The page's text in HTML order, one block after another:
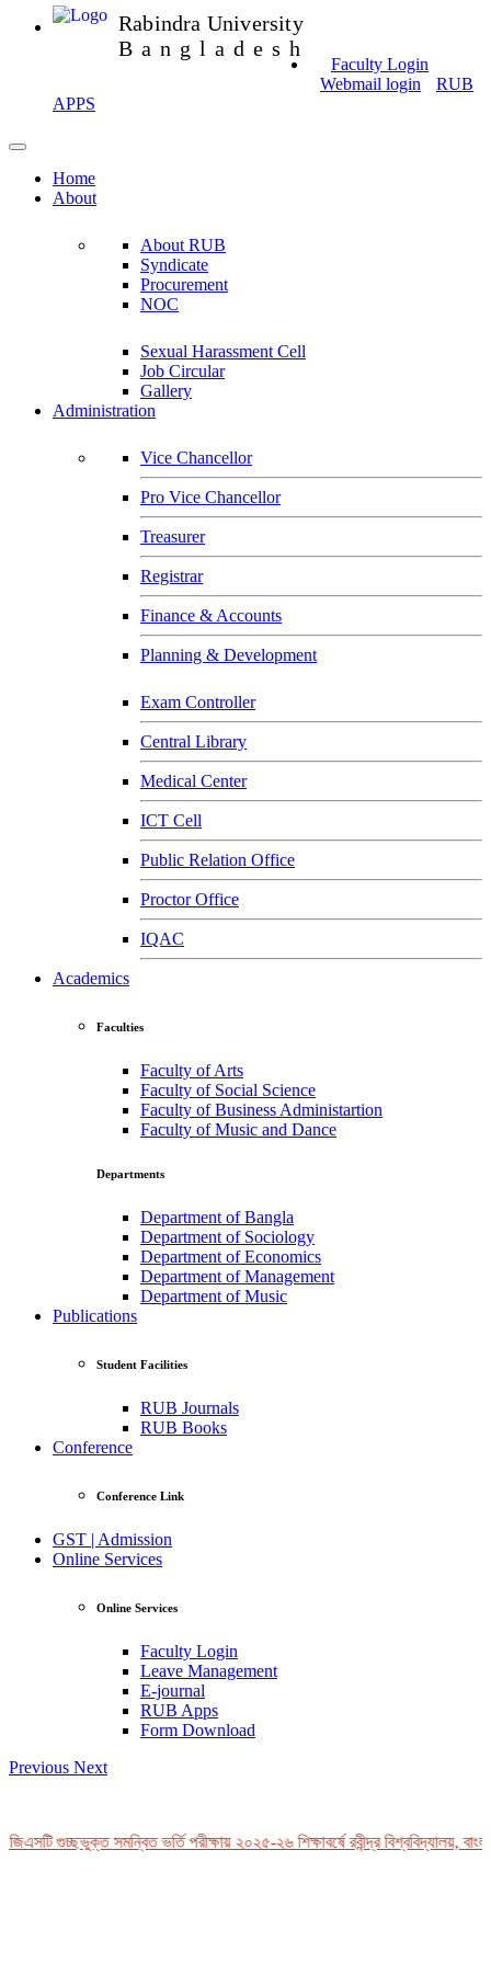
Rabindra University
Bangladesh
Faculty Login
Webmail login
RUB
APPS
Home
About
About RUB
Syndicate
Procurement
NOC
Sexual Harassment Cell
Job Circular
Gallery
Administration
Vice Chancellor
Pro Vice Chancellor
Treasurer
Registrar
Finance & Accounts
Planning & Development
Exam Controller
Central Library
Medical Center
ICT Cell
Public Relation Office
Proctor Office
IQAC
Academics
Faculties
Faculty of Arts
Faculty of Social Science
Faculty of Business Administartion
Faculty of Music and Dance
Departments
Department of Bangla
Department of Sociology
Department of Economics
Department of Management
Department of Music
Publications
Student Facilities
RUB Journals
RUB Books
Conference
Conference Link
GST | Admission
Online Services
Online Services
Faculty Login
Leave Management
E-journal
RUB Apps
Form Download
Previous Next
গুচ্ছভুক্ত সমন্বিত ভর্তি পরীক্ষায় ২০২৫-২৬ শিক্ষাবর্ষে রবীন্দ্র বিশ্ববিদ্যালয়,